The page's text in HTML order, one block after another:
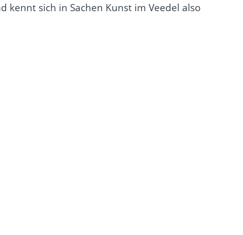
kennt sich in Sachen Kunst im Veedel also